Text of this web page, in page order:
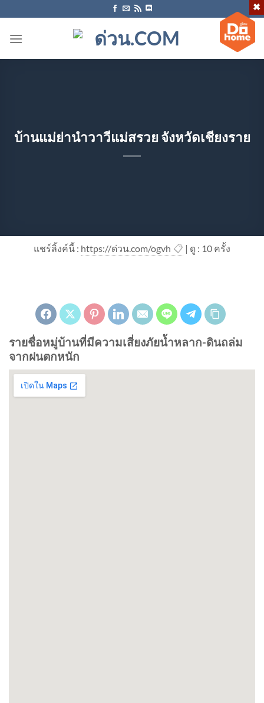
ไป
บ้านแม่ย่านำวาวีแม่สรวย จังหวัดเชียงราย
แชร์ลิ้งค์นี้ : https://ด่วน.com/ogvh 📋 | ดู : 10 ครั้ง
รายชื่อหมู่บ้านที่มีความเสี่ยงภัยน้ำหลาก-ดินถล่ม
จากฝนตกหนัก